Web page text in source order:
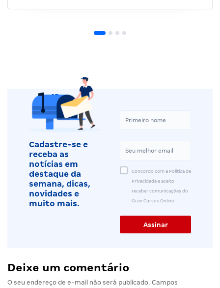
Cadastre-se e
receba as
notícias em
destaque da
semana, dicas,
novidades e
muito mais.
Concordo com a Política de
Privacidade e aceito
receber comunicações do
Gran Cursos Online.
Deixe um comentário
O seu endereço de e-mail não será publicado. Campos